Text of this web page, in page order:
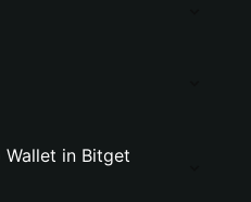
in Bitget